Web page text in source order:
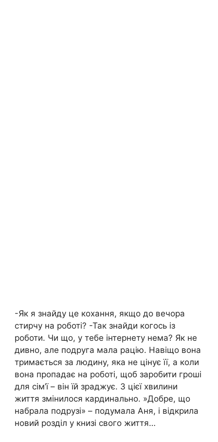
-Як я знайду це кохання, якщо до вечора
стирчу на роботі? -Так знайди когось із
роботи. Чи що, у тебе інтернету нема? Як не
дивно, але подруга мала рацію. Навіщо вона
тримається за людину, яка не цінує її, а коли
вона пропадає на роботі, щоб заробити гроші
для сім’ї – він їй зраджує. З цієї хвилини
життя змінилося каpдинально. »Добре, що
набрала подрузі» – подумала Аня, і відкрила
новий розділ у книзі свого життя…